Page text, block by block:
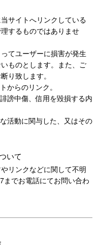
サイトへリンクしている
するものではありませ
てユーザーに損害が発生
ものとします。また、ご
り致します。
からのリンク。
謗中傷、信用を毀損する内
活動に関与した、又はその
いて
リンクなどに関して不明
でお電話にてお問い合わ